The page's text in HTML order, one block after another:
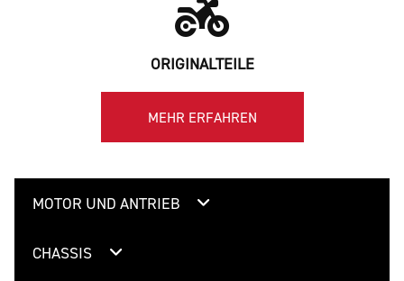
ORIGINALTEILE
MEHR ERFAHREN
MOTOR UND ANTRIEB
CHASSIS